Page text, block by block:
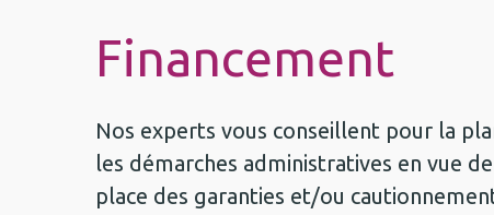
Financement
Nos experts vous conseillent pour la
les démarches administratives en vue
place des garanties et/ou